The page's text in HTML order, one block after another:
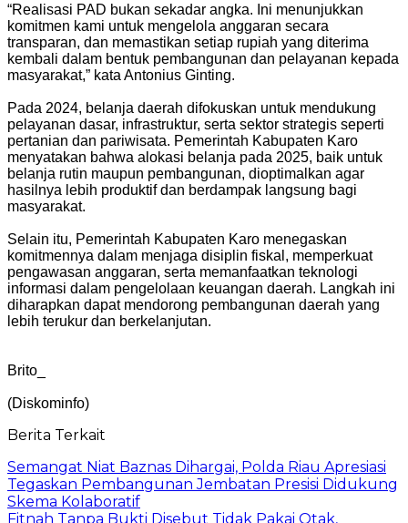
“Realisasi PAD bukan sekadar angka. Ini menunjukkan
komitmen kami untuk mengelola anggaran secara
transparan, dan memastikan setiap rupiah yang diterima
kembali dalam bentuk pembangunan dan pelayanan kepada
masyarakat,” kata Antonius Ginting.
Pada 2024, belanja daerah difokuskan untuk mendukung
pelayanan dasar, infrastruktur, serta sektor strategis seperti
pertanian dan pariwisata. Pemerintah Kabupaten Karo
menyatakan bahwa alokasi belanja pada 2025, baik untuk
belanja rutin maupun pembangunan, dioptimalkan agar
hasilnya lebih produktif dan berdampak langsung bagi
masyarakat.
Selain itu, Pemerintah Kabupaten Karo menegaskan
komitmennya dalam menjaga disiplin fiskal, memperkuat
pengawasan anggaran, serta memanfaatkan teknologi
informasi dalam pengelolaan keuangan daerah. Langkah ini
diharapkan dapat mendorong pembangunan daerah yang
lebih terukur dan berkelanjutan.
Brito_
(Diskominfo)
Berita Terkait
Semangat Niat Baznas Dihargai, Polda Riau Apresiasi
Tegaskan Pembangunan Jembatan Presisi Didukung
Skema Kolaboratif
Fitnah Tanpa Bukti Disebut Tidak Pakai Otak,